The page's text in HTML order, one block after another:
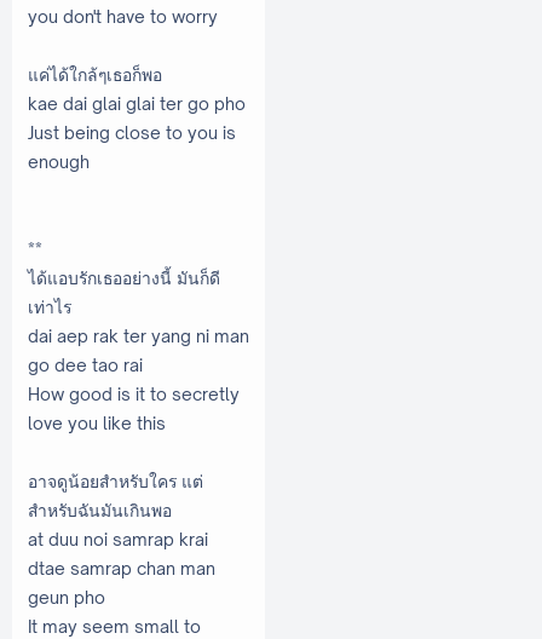
you don't have to worry
แค่ได้ใกล้ๆเธอก็พอ
kae dai glai glai ter go pho
Just being close to you is
enough
**
ได้แอบรักเธออย่างนี้ มันก็ดี
เท่าไร
dai aep rak ter yang ni man
go dee tao rai
How good is it to secretly
love you like this
อาจดูน้อยสำหรับใคร แต่
สำหรับฉันมันเกินพอ
at duu noi samrap krai
dtae samrap chan man
geun pho
It may seem small to